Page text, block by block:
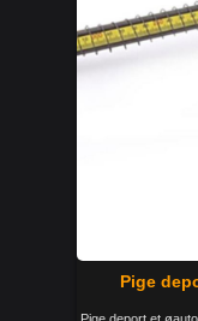
Pige